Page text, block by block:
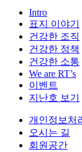
Intro
표지 이야기
건강한 조직
건강한 정책
건강한 소통
We are RT’s
이벤트
지난호 보기
개인정보처
오시는 길
회원공간